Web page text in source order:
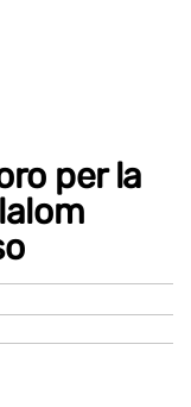
per la